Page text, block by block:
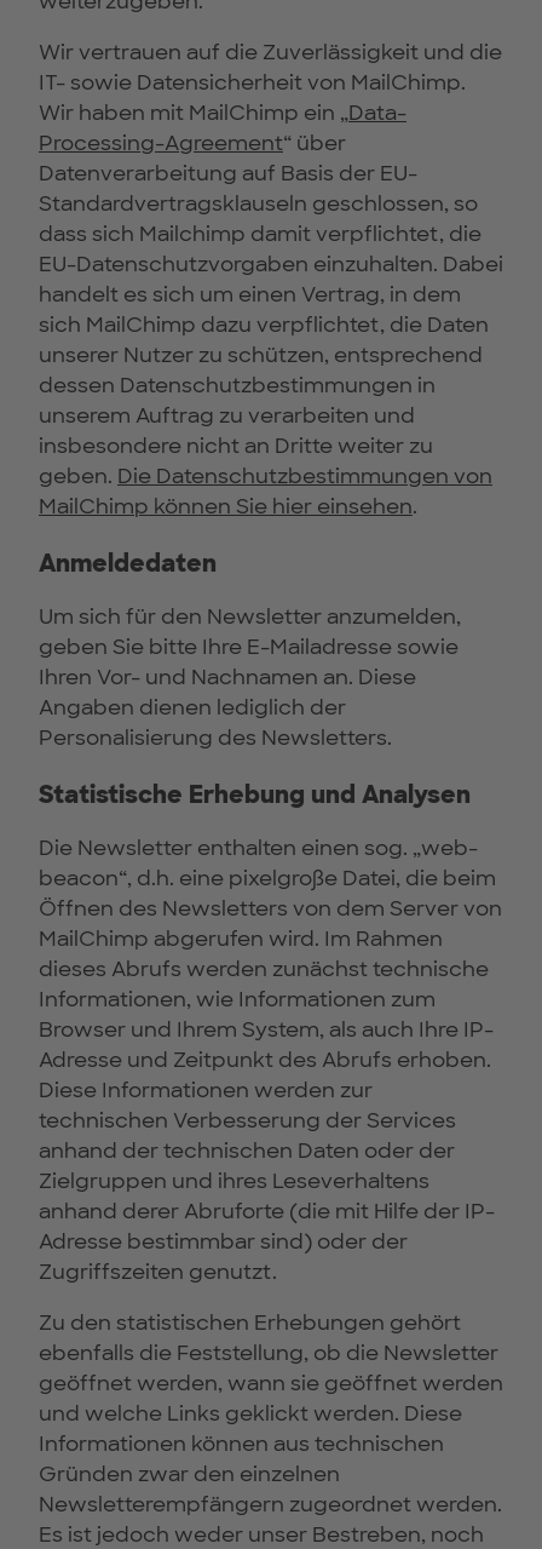
Wir vertrauen auf die Zuverlässigkeit und die
IT- sowie Datensicherheit von MailChimp.
Wir haben mit MailChimp ein „Data-
Processing-Agreement“ über
Datenverarbeitung auf Basis der EU-
Standardvertragsklauseln geschlossen, so
dass sich Mailchimp damit verpflichtet, die
EU-Datenschutzvorgaben einzuhalten. Dabei
handelt es sich um einen Vertrag, in dem
sich MailChimp dazu verpflichtet, die Daten
unserer Nutzer zu schützen, entsprechend
dessen Datenschutzbestimmungen in
unserem Auftrag zu verarbeiten und
insbesondere nicht an Dritte weiter zu
geben. Die Datenschutzbestimmungen von
MailChimp können Sie hier einsehen.
Anmeldedaten
Um sich für den Newsletter anzumelden,
geben Sie bitte Ihre E-Mailadresse sowie
Ihren Vor- und Nachnamen an. Diese
Angaben dienen lediglich der
Personalisierung des Newsletters.
Statistische Erhebung und Analysen
Die Newsletter enthalten einen sog. „web-
beacon“, d.h. eine pixelgroße Datei, die beim
Öffnen des Newsletters von dem Server von
MailChimp abgerufen wird. Im Rahmen
dieses Abrufs werden zunächst technische
Informationen, wie Informationen zum
Browser und Ihrem System, als auch Ihre IP-
Adresse und Zeitpunkt des Abrufs erhoben.
Diese Informationen werden zur
technischen Verbesserung der Services
anhand der technischen Daten oder der
Zielgruppen und ihres Leseverhaltens
anhand derer Abruforte (die mit Hilfe der IP-
Adresse bestimmbar sind) oder der
Zugriffszeiten genutzt.
Zu den statistischen Erhebungen gehört
ebenfalls die Feststellung, ob die Newsletter
geöffnet werden, wann sie geöffnet werden
und welche Links geklickt werden. Diese
Informationen können aus technischen
Gründen zwar den einzelnen
Newsletterempfängern zugeordnet werden.
Es ist jedoch weder unser Bestreben, noch